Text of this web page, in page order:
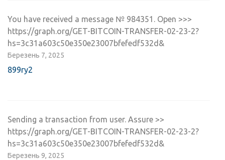
You have received a message № 984351. Open >>>
https://graph.org/GET-BITCOIN-TRANSFER-02-23-2?
hs=3c31a603c50e350e23007bfefedf532d&
Березень 7, 2025
899ry2
Sending a transaction from user. Assure >>
https://graph.org/GET-BITCOIN-TRANSFER-02-23-2?
hs=3c31a603c50e350e23007bfefedf532d&
Березень 9, 2025